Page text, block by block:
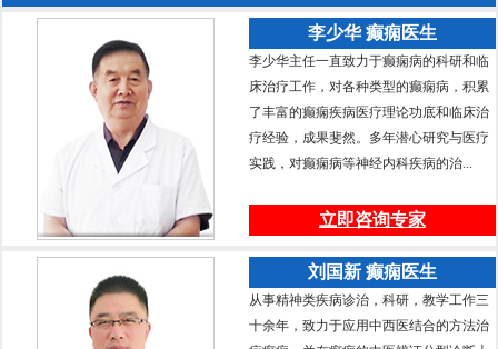
李少华 癫痫医生
李少华主任一直致力于癫痫病的科研和临
床治疗工作，对各种类型的癫痫病，积累
了丰富的癫痫疾病医疗理论功底和临床治
疗经验，成果斐然。多年潜心研究与医疗
实践，对癫痫病等神经内科疾病的治...
立即咨询专家
刘国新 癫痫医生
从事精神类疾病诊治，科研，教学工作三
十余年，致力于应用中西医结合的方法治